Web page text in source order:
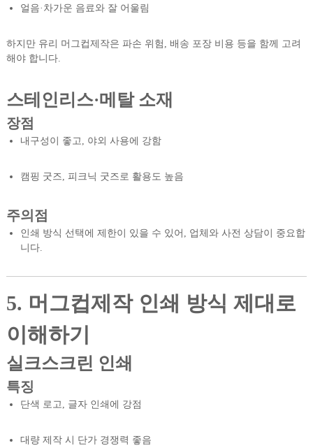
얼음·차가운 음료와 잘 어울림
하지만 유리 머그컵제작은 파손 위험, 배송 포장 비용 등을 함께 고려
해야 합니다.
스테인리스·메탈 소재
장점
내구성이 좋고, 야외 사용에 강함
캠핑 굿즈, 피크닉 굿즈로 활용도 높음
주의점
인쇄 방식 선택에 제한이 있을 수 있어, 업체와 사전 상담이 중요합
니다.
5. 머그컵제작 인쇄 방식 제대로
이해하기
실크스크린 인쇄
특징
단색 로고, 글자 인쇄에 강점
대량 제작 시 단가 경쟁력 좋음